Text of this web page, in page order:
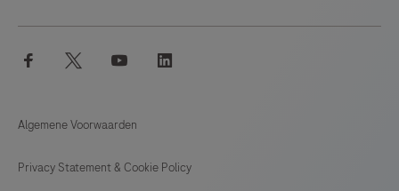
facebook twitter youtube
Algemene Voorwaarden
Privacy Statement & Cookie Policy